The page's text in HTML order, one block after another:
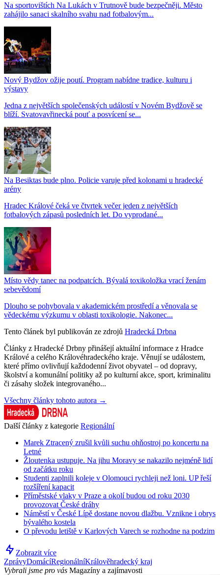
Na sportovištích Na Lukách v Trutnově bude bezpečněji. Město
zahájilo sanaci skalního svahu nad fotbalovým...
Nový Bydžov ožije poutí. Program nabídne tradice, kulturu i
výstavy
Jedna z největších společenských událostí v Novém Bydžově se
blíží. Svatovavřinecká pouť a posvícení se...
Na Besiktas bude plno. Policie varuje před kolonami u hradecké
arény
Hradec Králové čeká ve čtvrtek večer jeden z největších
fotbalových zápasů posledních let. Do vyprodané...
Místo vědy tanec na podpatcích. Bývalá toxikoložka vrací ženám
sebevědomí
Dlouho se pohybovala v akademickém prostředí a věnovala se
vědeckému výzkumu v oblasti toxikologie. Nakonec...
Tento článek byl publikován ze zdrojů Hradecká Drbna
Články z Hradecké Drbny přinášejí aktuální informace z Hradce
Králové a celého Královéhradeckého kraje. Věnují se událostem,
které přímo ovlivňují každodenní život obyvatel – od dopravy,
školství a komunální politiky až po kulturní akce, sport, kriminalitu
či zásahy složek integrovaného...
Všechny články tohoto autora →
Další články z kategorie Regionální
Marek Ztracený zrušil kvůli suchu ohňostroj po koncertu na
Letné
Žloutenka ustupuje. Na jihu Moravy se nakazilo nejméně lidí
od začátku roku
Studenti zaplnili koleje v Olomouci rychleji než loni. UP řeší
rozšíření kapacit
Příměstské vlaky v Praze a okolí budou od roku 2030
provozovat České dráhy
Náměstí v České Lípě dostane novou dlažbu. Vznikne i obrys
bývalého kostela
O převodu letiště v Karlových Varech se rozhodne na podzim
Zobrazit více
ZprávyDomácíRegionálníKrálověhradecký kraj
Vybrali jsme pro vás Magazíny a zajímavosti